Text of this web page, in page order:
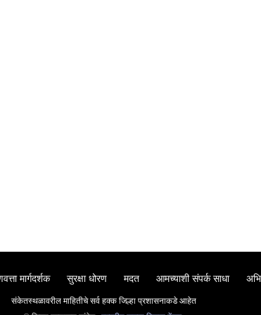
मार्गदर्शक सुरक्षा धोरण मदत आमच्याशी संपर्क साधा
संकेतस्थळावरील माहितीचे सर्व हक्क जिल्हा प्रशासनाकडे आहेत